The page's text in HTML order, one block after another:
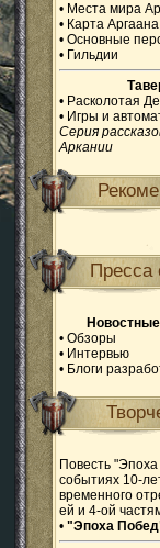
• Места мира
• Карта Аргаана
• Основные
• Гильдии
• Расколотая
• Игры и
Серия
Аркании
Пресса
• Обзоры
• Интервью
• Блоги
Повесть
событиях 10-
временного
ей и 4-ой
• "Эпоха